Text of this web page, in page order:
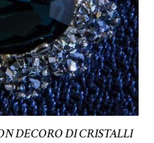
DECORO DI CRISTALLI